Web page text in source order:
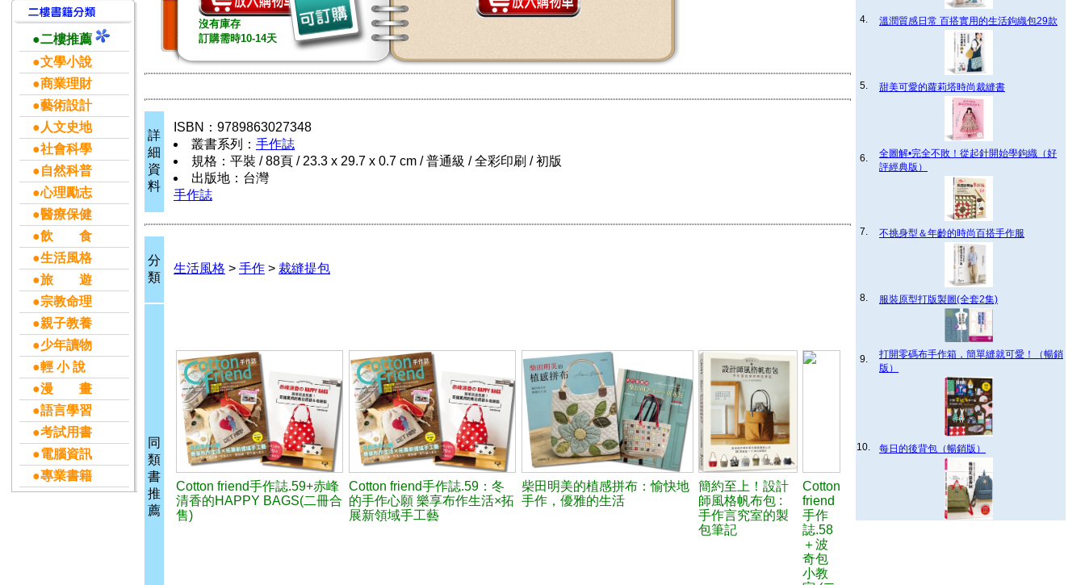
●二樓推薦
●文學小說
●商業理財
●藝術設計
●人文史地
●社會科學
●自然科普
●心理勵志
●醫療保健
●飲 食
●生活風格
●旅 遊
●宗教命理
●親子教養
●少年讀物
●輕 小 說
●漫 畫
●語言學習
●考試用書
●電腦資訊
●專業書籍
沒有庫存
訂購需時10-14天
詳
細
資
料
ISBN：9789863027348
叢書系列： 手作誌
規格：平裝 / 88頁 / 23.3 x 29.7 x 0.7 cm / 普通級 / 全彩印刷 / 初版
出版地：台灣
手作誌
分
類
生活風格 > 手作 > 裁縫提包
同
類
書
推
薦
Cotton friend手作誌.59+赤峰
清香的HAPPY BAGS(二冊合
售)
Cotton friend手作誌.59：冬
的手作心願 樂享布作生活×拓
展新領域手工藝
柴田明美的植感拼布：愉快地
手作，優雅的生活
簡約至上！設計
師風格帆布包 :
手作言究室的製
包筆記
Cotton
friend
手作
誌.58
＋波
奇包
小教
4. 溫潤質感日常 百搭實用的生活鉤織包29款
5. 甜美可愛的蘿莉塔時尚裁縫書
6.
全圖解•完全不敗！從起針開始學鉤織（好
評經典版）
7. 不挑身型＆年齡的時尚百搭手作服
8. 服裝原型打版製圖(全套2集)
9.
打開零碼布手作箱，簡單縫就可愛！（暢銷
版）
10. 每日的後背包（暢銷版）